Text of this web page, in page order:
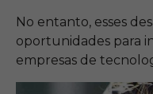
No entanto, esses
oportunidades para
empresas de